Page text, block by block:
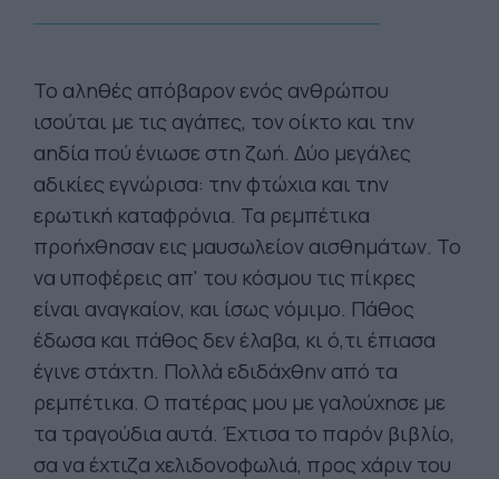
Το αληθές απόβαρον ενός ανθρώπου
ισούται με τις αγάπες, τον οίκτο και την
αηδία πού ένιωσε στη ζωή. Δύο μεγάλες
αδικίες εγνώρισα: την φτώχια και την
ερωτική καταφρόνια. Τα ρεμπέτικα
προήχθησαν εις μαυσωλείον αισθημάτων. Το
να υποφέρεις απ' του κόσμου τις πίκρες
είναι αναγκαίον, και ίσως νόμιμο. Πάθος
έδωσα και πάθος δεν έλαβα, κι ό,τι έπιασα
έγινε στάχτη. Πολλά εδιδάχθην από τα
ρεμπέτικα. Ο πατέρας μου με γαλούχησε με
τα τραγούδια αυτά. Έχτισα το παρόν βιβλίο,
σα να έχτιζα χελιδονοφωλιά, προς χάριν του